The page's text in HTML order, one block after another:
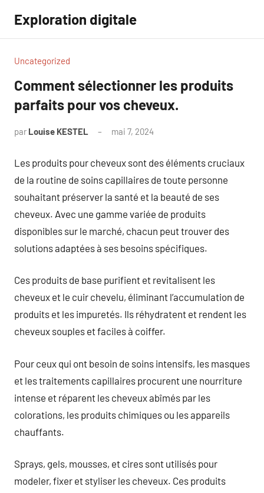
contenu
Exploration digitale
Uncategorized
Comment sélectionner les produits
parfaits pour vos cheveux.
par Louise KESTEL mai 7, 2024
Les produits pour cheveux sont des éléments cruciaux
de la routine de soins capillaires de toute personne
souhaitant préserver la santé et la beauté de ses
cheveux. Avec une gamme variée de produits
disponibles sur le marché, chacun peut trouver des
solutions adaptées à ses besoins spécifiques.
Ces produits de base purifient et revitalisent les
cheveux et le cuir chevelu, éliminant l’accumulation de
produits et les impuretés. Ils réhydratent et rendent les
cheveux souples et faciles à coiffer.
Pour ceux qui ont besoin de soins intensifs, les masques
et les traitements capillaires procurent une nourriture
intense et réparent les cheveux abîmés par les
colorations, les produits chimiques ou les appareils
chauffants.
Sprays, gels, mousses, et cires sont utilisés pour
modeler, fixer et styliser les cheveux. Ces produits